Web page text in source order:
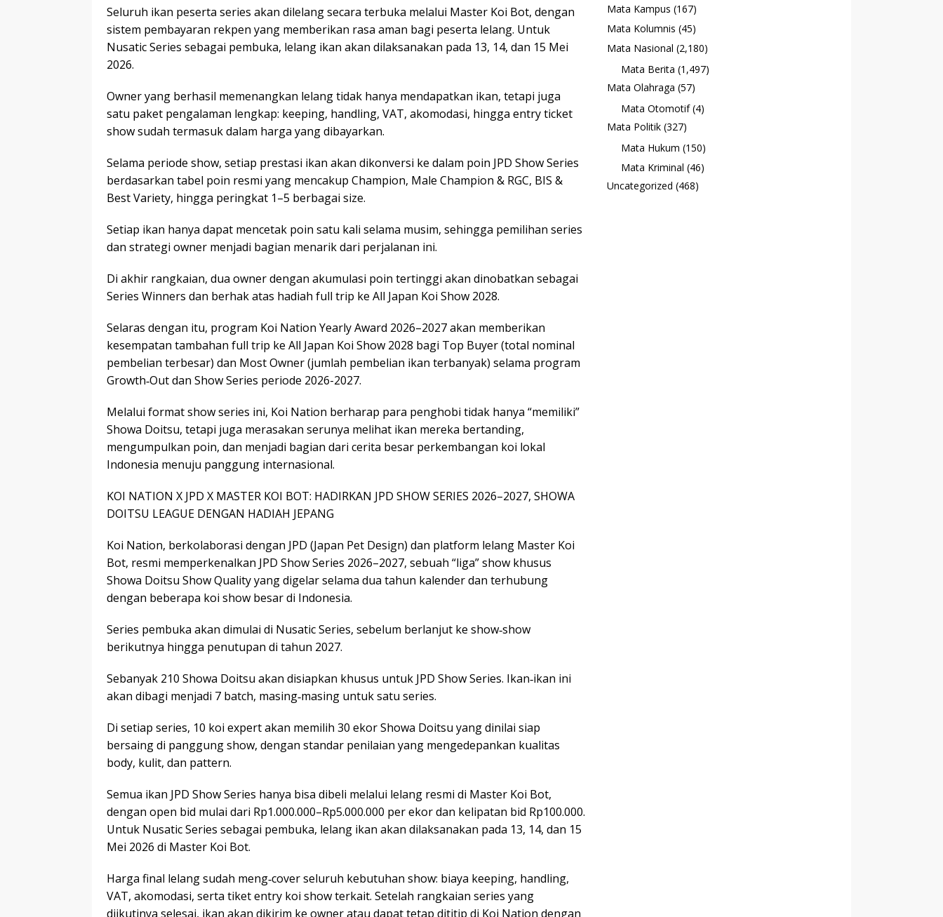
Seluruh ikan peserta series akan dilelang secara terbuka melalui Master Koi Bot, dengan
sistem pembayaran rekpen yang memberikan rasa aman bagi peserta lelang. Untuk
Nusatic Series sebagai pembuka, lelang ikan akan dilaksanakan pada 13, 14, dan 15 Mei
2026.
Owner yang berhasil memenangkan lelang tidak hanya mendapatkan ikan, tetapi juga
satu paket pengalaman lengkap: keeping, handling, VAT, akomodasi, hingga entry ticket
show sudah termasuk dalam harga yang dibayarkan.
Selama periode show, setiap prestasi ikan akan dikonversi ke dalam poin JPD Show Series
berdasarkan tabel poin resmi yang mencakup Champion, Male Champion & RGC, BIS &
Best Variety, hingga peringkat 1–5 berbagai size.
Setiap ikan hanya dapat mencetak poin satu kali selama musim, sehingga pemilihan series
dan strategi owner menjadi bagian menarik dari perjalanan ini.
Di akhir rangkaian, dua owner dengan akumulasi poin tertinggi akan dinobatkan sebagai
Series Winners dan berhak atas hadiah full trip ke All Japan Koi Show 2028.
Selaras dengan itu, program Koi Nation Yearly Award 2026–2027 akan memberikan
kesempatan tambahan full trip ke All Japan Koi Show 2028 bagi Top Buyer (total nominal
pembelian terbesar) dan Most Owner (jumlah pembelian ikan terbanyak) selama program
Growth‑Out dan Show Series periode 2026-2027.
Melalui format show series ini, Koi Nation berharap para penghobi tidak hanya “memiliki”
Showa Doitsu, tetapi juga merasakan serunya melihat ikan mereka bertanding,
mengumpulkan poin, dan menjadi bagian dari cerita besar perkembangan koi lokal
Indonesia menuju panggung internasional.
KOI NATION X JPD X MASTER KOI BOT: HADIRKAN JPD SHOW SERIES 2026–2027, SHOWA
DOITSU LEAGUE DENGAN HADIAH JEPANG
Koi Nation, berkolaborasi dengan JPD (Japan Pet Design) dan platform lelang Master Koi
Bot, resmi memperkenalkan JPD Show Series 2026–2027, sebuah “liga” show khusus
Showa Doitsu Show Quality yang digelar selama dua tahun kalender dan terhubung
dengan beberapa koi show besar di Indonesia.
Series pembuka akan dimulai di Nusatic Series, sebelum berlanjut ke show‑show
berikutnya hingga penutupan di tahun 2027.
Sebanyak 210 Showa Doitsu akan disiapkan khusus untuk JPD Show Series. Ikan‑ikan ini
akan dibagi menjadi 7 batch, masing‑masing untuk satu series.
Di setiap series, 10 koi expert akan memilih 30 ekor Showa Doitsu yang dinilai siap
bersaing di panggung show, dengan standar penilaian yang mengedepankan kualitas
body, kulit, dan pattern.
Semua ikan JPD Show Series hanya bisa dibeli melalui lelang resmi di Master Koi Bot,
dengan open bid mulai dari Rp1.000.000–Rp5.000.000 per ekor dan kelipatan bid Rp100.000.
Untuk Nusatic Series sebagai pembuka, lelang ikan akan dilaksanakan pada 13, 14, dan 15
Mei 2026 di Master Koi Bot.
Harga final lelang sudah meng‑cover seluruh kebutuhan show: biaya keeping, handling,
VAT, akomodasi, serta tiket entry koi show terkait. Setelah rangkaian series yang
diikutinya selesai, ikan akan dikirim ke owner atau dapat tetap dititip di Koi Nation dengan
Mata Kampus (167)
Mata Kolumnis (45)
Mata Nasional (2,180)
Mata Berita (1,497)
Mata Olahraga (57)
Mata Otomotif(4)
Mata Politik (327)
Mata Hukum (150)
Mata Kriminal (46)
Uncategorized (468)